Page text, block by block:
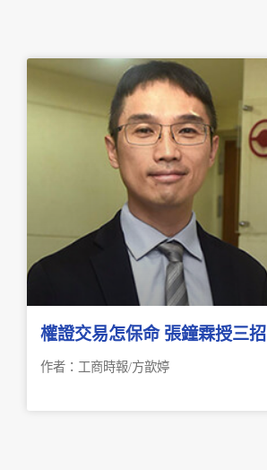
權證交易怎保命 張鐘霖授三招
作者：工商時報/方歆婷